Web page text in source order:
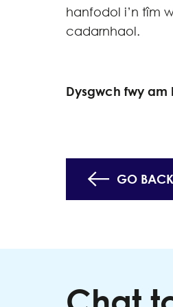
hanfodol i’n tîm
cadarnhaol.
Dysgwch fwy am
GO BACK